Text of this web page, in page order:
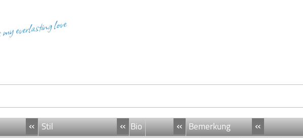
everlasting love
« Stil « Bio « «
Bemerkung